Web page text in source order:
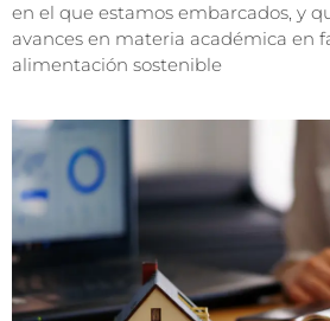
en el que estamos embarcados, y
avances en materia académica en
alimentación sostenible